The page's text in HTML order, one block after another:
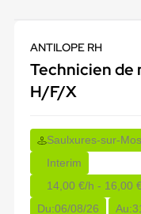
ANTILOPE RH
Technicien de
H/F/X
Saulxures-sur-
Interim
14,00 €/h - 16,00
Du:06/08/26 Au: